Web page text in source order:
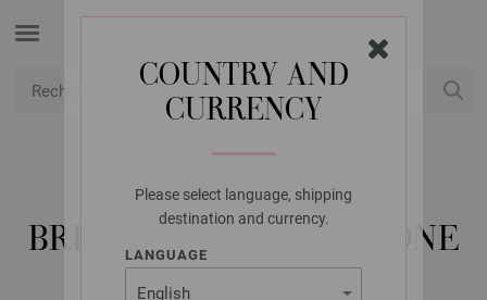
COUNTRY AND
CURRENCY
Please select language, shipping
destination and currency.
LANGUAGE
LANA GROSSA
BREBIS FEMELLE COTONE